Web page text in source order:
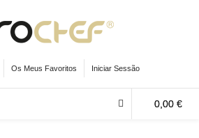
Os Meus Favoritos Iniciar Sessão
0,00 €